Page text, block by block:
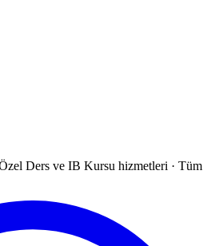
Ders ve IB Kursu hizmetleri · Tüm